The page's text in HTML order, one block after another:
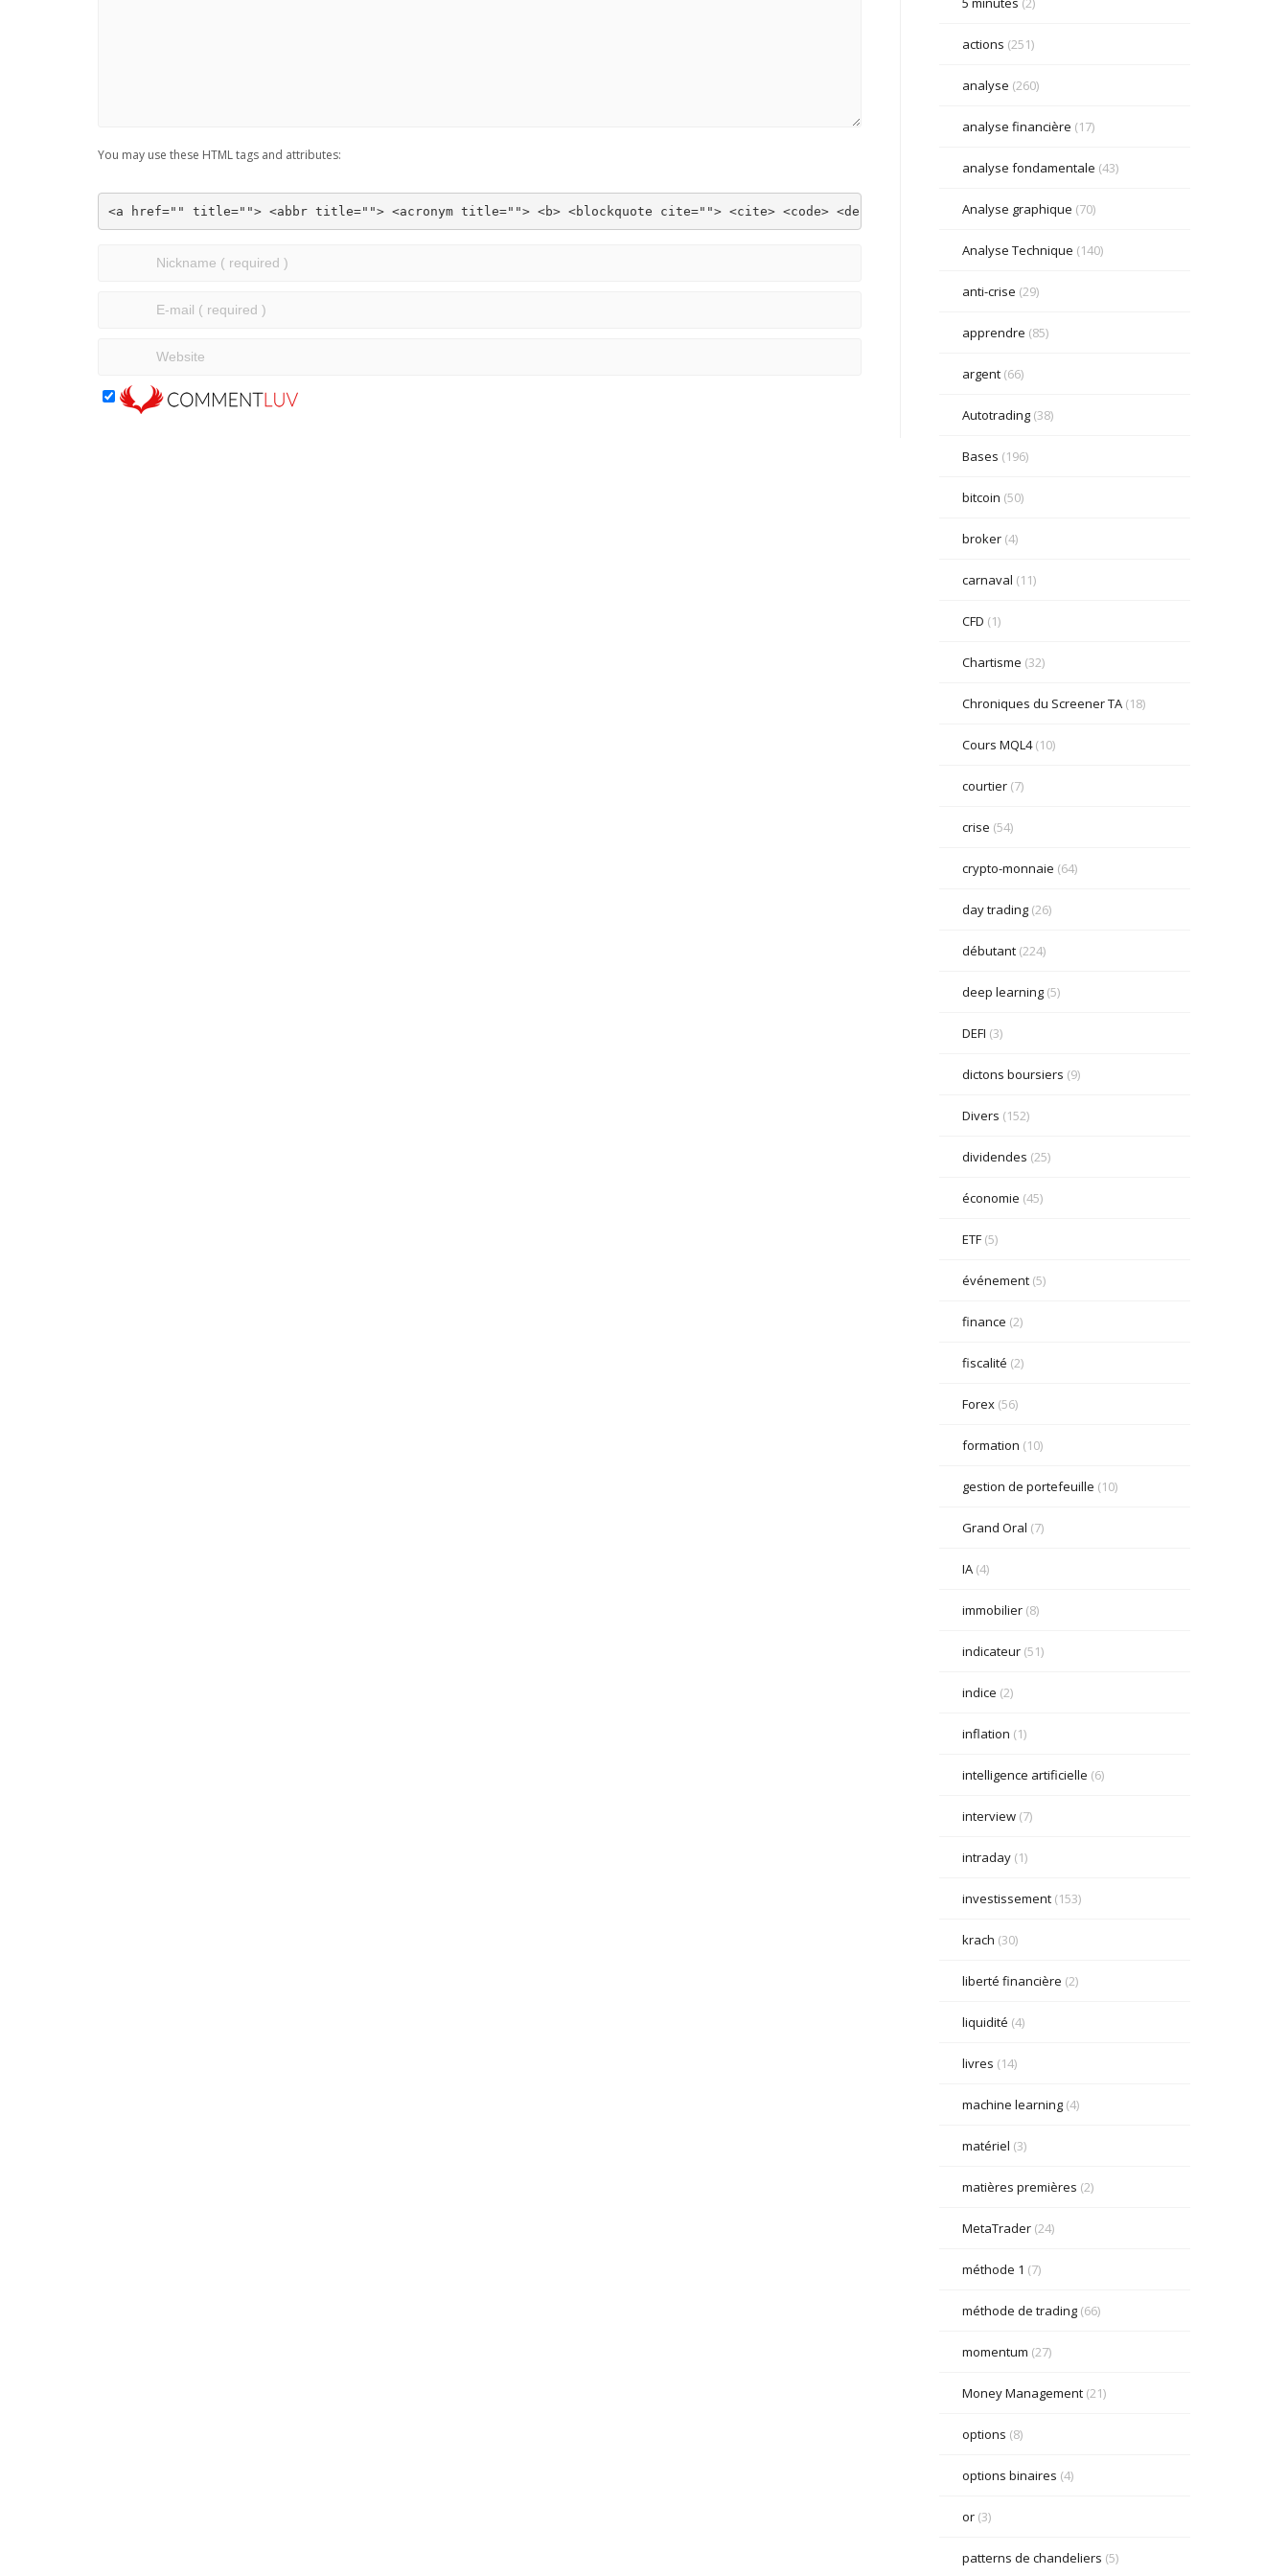
You may use these HTML tags and attributes:
<a href="" title=""> <abbr title=""> <acronym title=""> <b> <blockquote cite=""> <cite> <code> <del datetime=""> <em> <i> <q cite=""> <strike> <strong>
actions (251)
analyse (260)
analyse financière (17)
analyse fondamentale (43)
Analyse graphique (70)
Analyse Technique (140)
anti-crise (29)
apprendre (85)
argent(66)
Autotrading(38)
Bases (196)
bitcoin (50)
broker(4)
carnaval (11)
CFD (1)
Chartisme (32)
Chroniques du Screener TA(18)
Cours MQL4(10)
courtier(7)
crise (54)
crypto-monnaie (64)
day trading(26)
débutant(224)
deep learning(5)
DEFI (3)
dictons boursiers (9)
Divers (152)
dividendes (25)
économie (45)
ETF(5)
événement(5)
finance (2)
fiscalité (2)
Forex(56)
formation (10)
gestion de portefeuille (10)
Grand Oral (7)
IA(4)
immobilier(8)
indicateur(51)
indice (2)
inflation (1)
intelligence artificielle (6)
interview(7)
intraday(1)
investissement(153)
krach (30)
liberté financière (2)
liquidité (4)
livres (14)
machine learning(4)
matériel (3)
matières premières (2)
MetaTrader(24)
méthode 1 (7)
méthode de trading(66)
momentum (27)
Money Management(21)
options (8)
options binaires (4)
or(3)
patterns de chandeliers (5)